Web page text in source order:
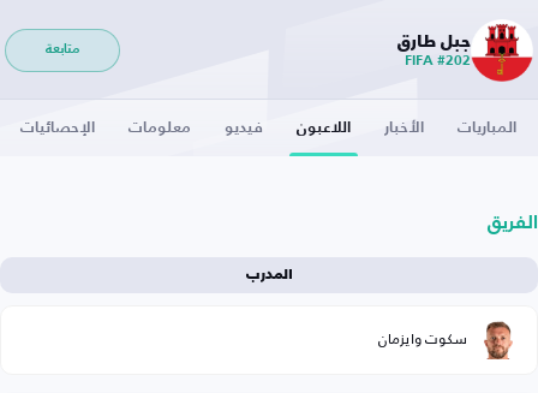
جبل طارق
FIFA #202
متابعة
المباريات الأخبار اللاعبون فيديو معلومات الإحصائيات
الفريق
المدرب
سكوت وايزمان